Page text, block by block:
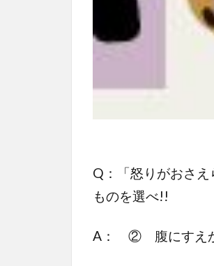
Q：「怒りがおさ
ものを選べ!!
A： ② 腹にすえ